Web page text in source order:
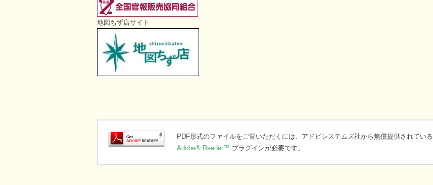
地図ちず店サイト
PDF形式のファイルをご覧いただくには、アドビシステムズ社から無償提供されている
Adobe® Reader™ プラグインが必要です。